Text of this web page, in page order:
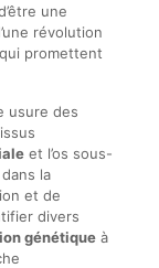
une
révolution
promettent
usure des
et l’os sous-
la
et de
divers
génétiqueà